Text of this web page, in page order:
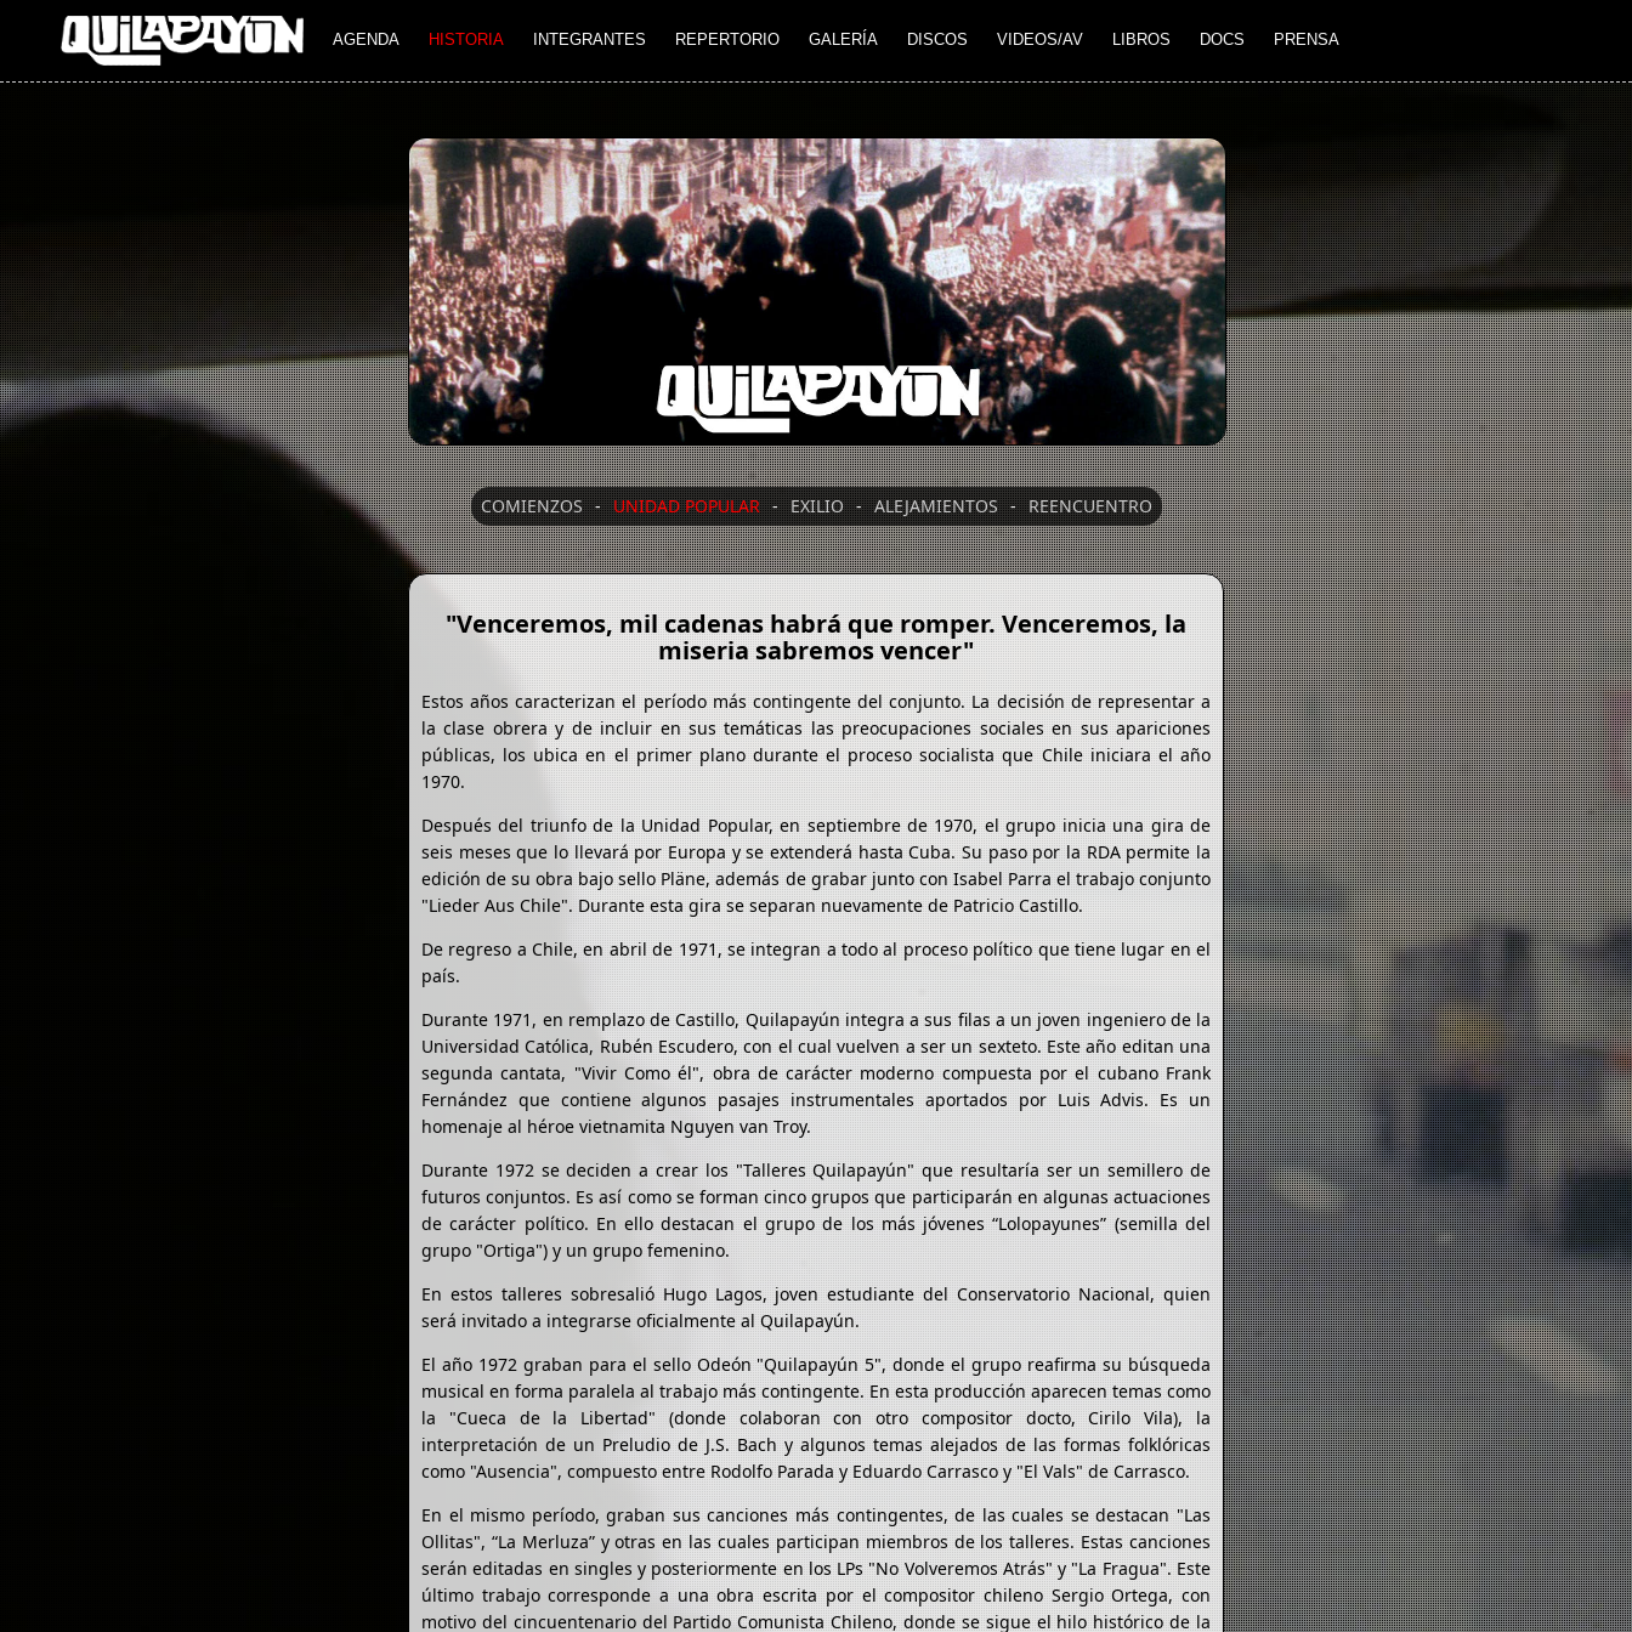
AGENDA HISTORIA INTEGRANTES REPERTORIO GALERÍA DISCOS VIDEOS/AV LIBROS DOCS PRENSA
COMIENZOS - UNIDAD POPULAR - EXILIO - ALEJAMIENTOS - REENCUENTRO
"Venceremos, mil cadenas habrá que romper. Venceremos, la
miseria sabremos vencer"
Estos años caracterizan el período más contingente del conjunto. La decisión de representar a
la clase obrera y de incluir en sus temáticas las preocupaciones sociales en sus apariciones
públicas, los ubica en el primer plano durante el proceso socialista que Chile iniciara el año
1970.
Después del triunfo de la Unidad Popular, en septiembre de 1970, el grupo inicia una gira de
seis meses que lo llevará por Europa y se extenderá hasta Cuba. Su paso por la RDA permite la
edición de su obra bajo sello Pläne, además de grabar junto con Isabel Parra el trabajo conjunto
"Lieder Aus Chile". Durante esta gira se separan nuevamente de Patricio Castillo.
De regreso a Chile, en abril de 1971, se integran a todo al proceso político que tiene lugar en el
país.
Durante 1971, en remplazo de Castillo, Quilapayún integra a sus filas a un joven ingeniero de la
Universidad Católica, Rubén Escudero, con el cual vuelven a ser un sexteto. Este año editan una
segunda cantata, "Vivir Como él", obra de carácter moderno compuesta por el cubano Frank
Fernández que contiene algunos pasajes instrumentales aportados por Luis Advis. Es un
homenaje al héroe vietnamita Nguyen van Troy.
Durante 1972 se deciden a crear los "Talleres Quilapayún" que resultaría ser un semillero de
futuros conjuntos. Es así como se forman cinco grupos que participarán en algunas actuaciones
de carácter político. En ello destacan el grupo de los más jóvenes “Lolopayunes” (semilla del
grupo "Ortiga") y un grupo femenino.
En estos talleres sobresalió Hugo Lagos, joven estudiante del Conservatorio Nacional, quien
será invitado a integrarse oficialmente al Quilapayún.
El año 1972 graban para el sello Odeón "Quilapayún 5", donde el grupo reafirma su búsqueda
musical en forma paralela al trabajo más contingente. En esta producción aparecen temas como
la "Cueca de la Libertad" (donde colaboran con otro compositor docto, Cirilo Vila), la
interpretación de un Preludio de J.S. Bach y algunos temas alejados de las formas folklóricas
como "Ausencia", compuesto entre Rodolfo Parada y Eduardo Carrasco y "El Vals" de Carrasco.
En el mismo período, graban sus canciones más contingentes, de las cuales se destacan "Las
Ollitas", “La Merluza” y otras en las cuales participan miembros de los talleres. Estas canciones
serán editadas en singles y posteriormente en los LPs "No Volveremos Atrás" y "La Fragua". Este
último trabajo corresponde a una obra escrita por el compositor chileno Sergio Ortega, con
motivo del cincuentenario del Partido Comunista Chileno, donde se sigue el hilo histórico de la